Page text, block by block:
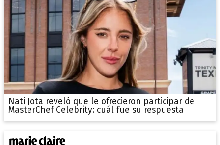
Nati Jota reveló que le ofrecieron participar de
MasterChef Celebrity: cuál fue su respuesta